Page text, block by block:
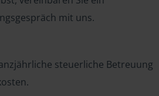
mit uns.
steuerliche Betreuung